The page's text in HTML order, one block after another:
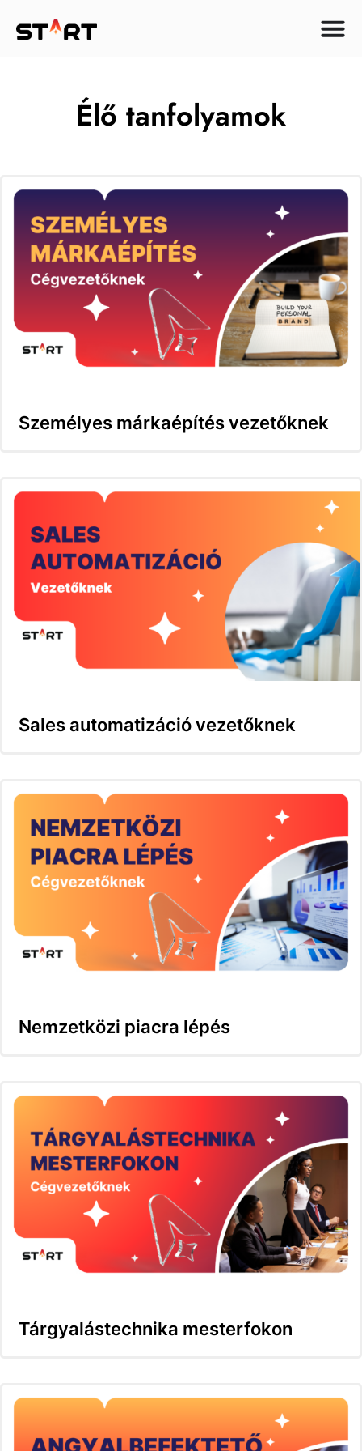
Élő tanfolyamok
Személyes márkaépítés vezetőknek
Sales automatizáció vezetőknek
Nemzetközi piacra lépés
Tárgyalástechnika mesterfokon